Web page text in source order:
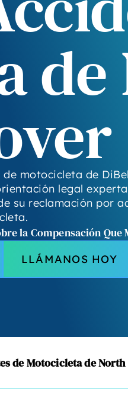
motocicleta de
legal
su reclamación por
la Compensación Que
LLÁMANOS HOY
de Motocicleta de